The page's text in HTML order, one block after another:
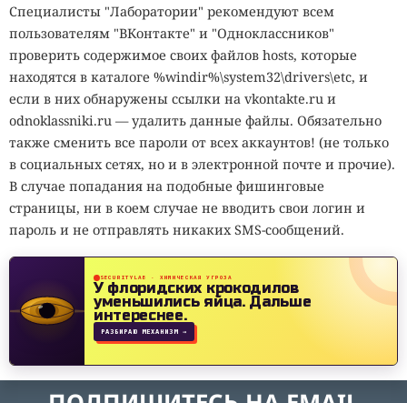
Специалисты "Лаборатории" рекомендуют всем
пользователям "ВКонтакте" и "Одноклассников"
проверить содержимое своих файлов hosts, которые
находятся в каталоге %windir%\system32\drivers\etc, и
если в них обнаружены ссылки на vkontakte.ru и
odnoklassniki.ru — удалить данные файлы. Обязательно
также сменить все пароли от всех аккаунтов! (не только
в социальных сетях, но и в электронной почте и прочие).
В случае попадания на подобные фишинговые
страницы, ни в коем случае не вводить свои логин и
пароль и не отправлять никаких SMS-сообщений.
SECURITYLAB · ХИМИЧЕСКАЯ УГРОЗА
У флоридских крокодилов
уменьшились яйца.Дальше
интереснее.
РАЗБИРАЮ МЕХАНИЗМ →